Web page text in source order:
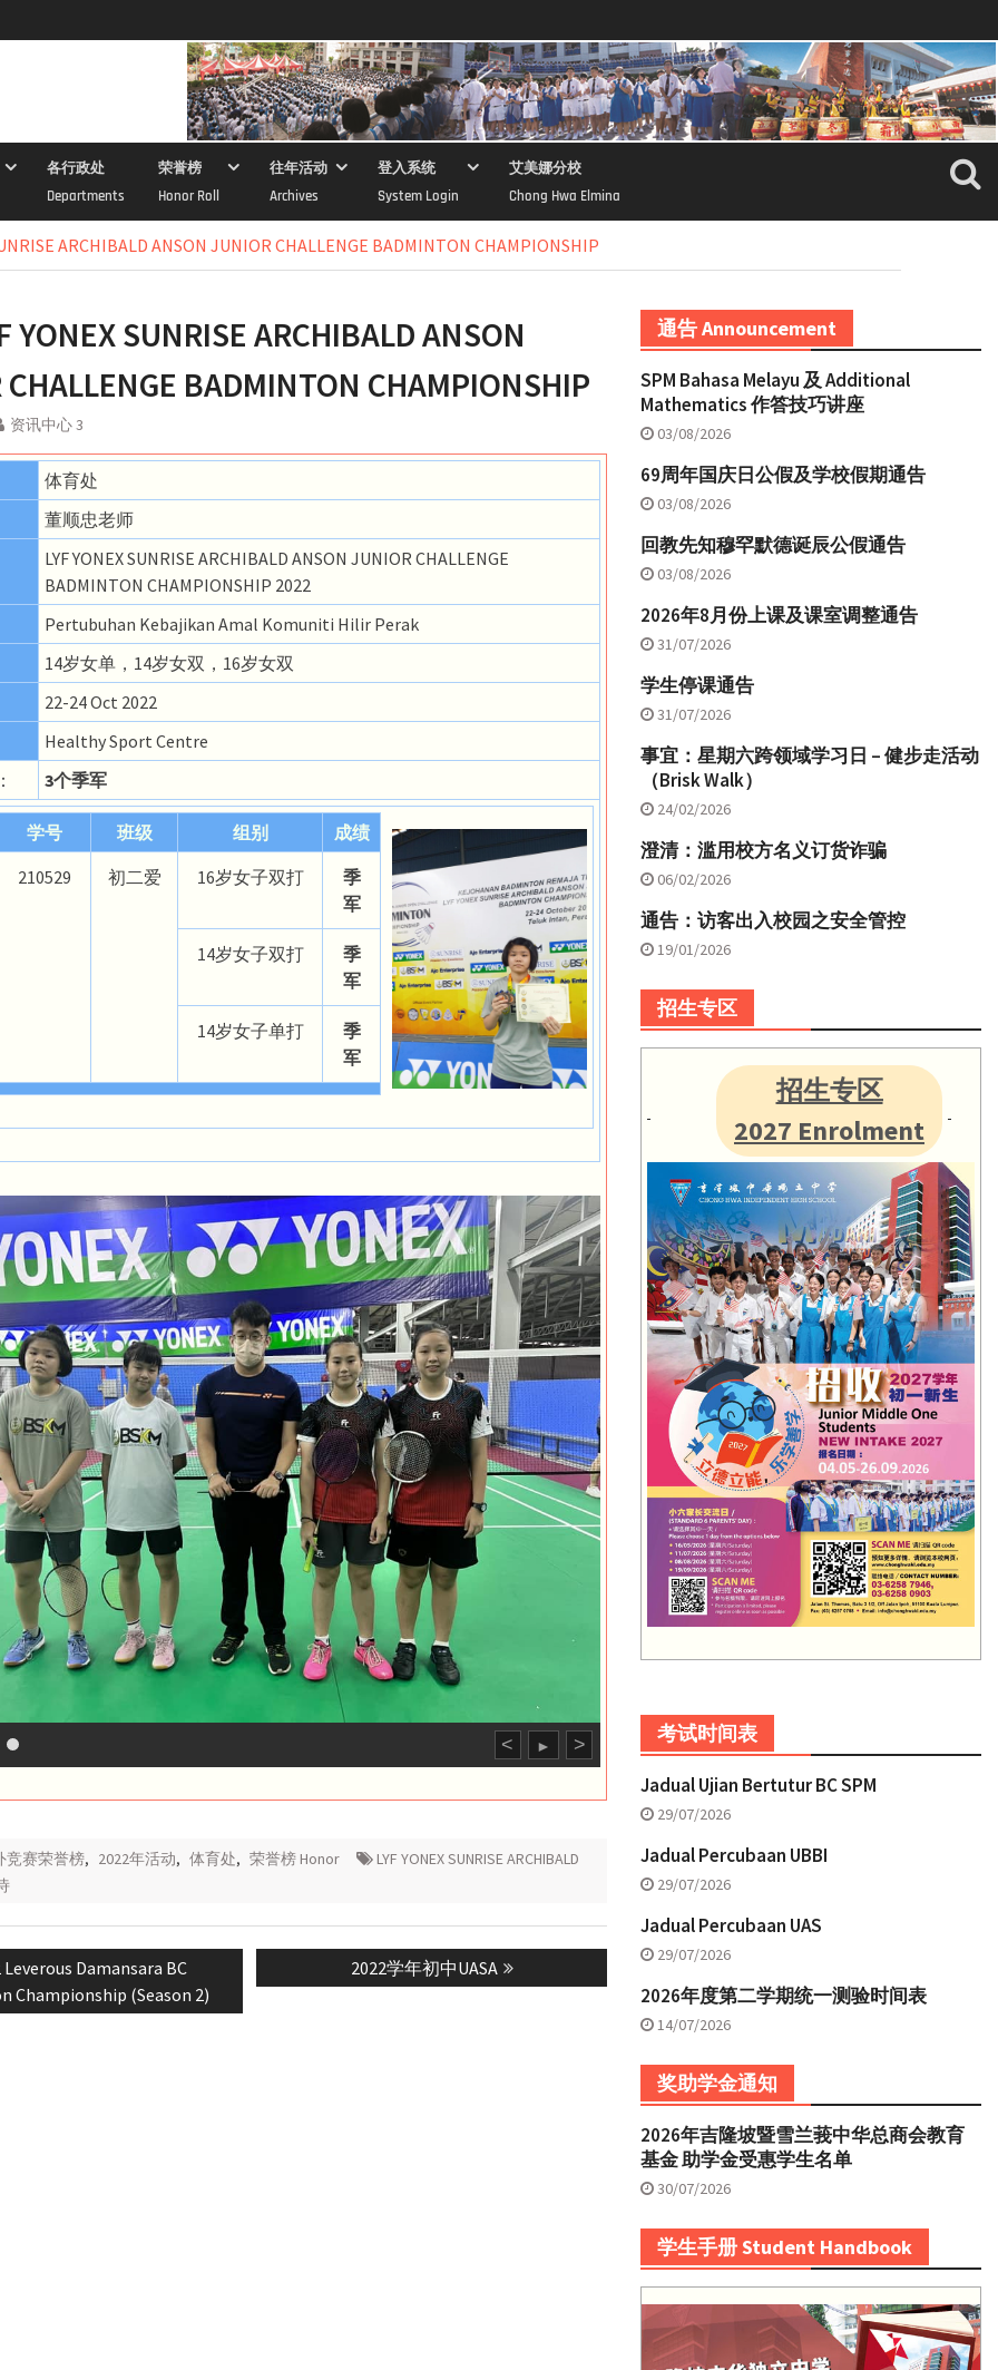
各行政处
Departments
荣誉榜
Honor Roll
往年活动
Archives
登入系统
System Login
艾美娜分校
Chong Hwa Elmina
ARCHIBALD ANSON JUNIOR CHALLENGE BADMINTON CHAMPIONSHIP
YONEX SUNRISE ARCHIBALD ANSON
BADMINTON CHAMPIONSHIP
资讯中心 3
体育处
董顺忠老师
LYF YONEX SUNRISE ARCHIBALD ANSON JUNIOR CHALLENGE
BADMINTON CHAMPIONSHIP 2022
Pertubuhan Kebajikan Amal Komuniti Hilir Perak
14岁女单，14岁女双，16岁女双
22-24 Oct 2022
Healthy Sport Centre
3个季军
学号 班级 组别
成绩
210529
初二爱 16岁女子双打
季
军
14岁女子双打
季
军
14岁女子单打
季
军
< ► >
竞赛荣誉榜, 2022年活动, 体育处, 荣誉榜 Honor
LYF YONEX SUNRISE ARCHIBALD
Leverous Damansara BC
Championship (Season 2)
Next
post:
2022学年初中UASA
通告 Announcement
SPM Bahasa Melayu 及 Additional
Mathematics 作答技巧讲座
03/08/2026
69周年国庆日公假及学校假期通告
03/08/2026
回教先知穆罕默德诞辰公假通告
03/08/2026
2026年8月份上课及课室调整通告
31/07/2026
学生停课通告
31/07/2026
事宜：星期六跨领域学习日 – 健步走活动
（Brisk Walk）
24/02/2026
澄清：滥用校方名义订货诈骗
06/02/2026
通告：访客出入校园之安全管控
19/01/2026
招生专区
招生专区
2027 Enrolment
考试时间表
Jadual Ujian Bertutur BC SPM
29/07/2026
Jadual Percubaan UBBI
29/07/2026
Jadual Percubaan UAS
29/07/2026
2026年度第二学期统一测验时间表
14/07/2026
奖助学金通知
2026年吉隆坡暨雪兰莪中华总商会教育
基金 助学金受惠学生名单
30/07/2026
学生手册 Student Handbook